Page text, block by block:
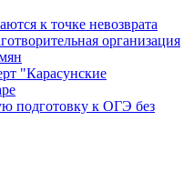
к точке невозврата
организация
"Карасунские
подготовку к ОГЭ без